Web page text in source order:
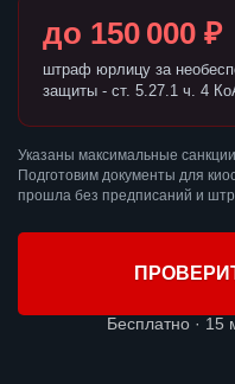
до 150 000 ₽
штраф юрлицу за
защиты - ст. 5.27.1 ч. 4
Указаны максимальные
Подготовим документы для
прошла без предписаний и
Бесплатно · 15